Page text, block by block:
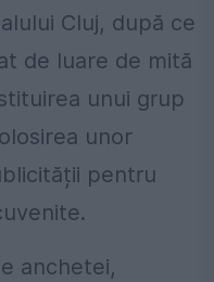
Cluj, după ce
de luare de mită
unui grup
unor
pentru
anchetei,